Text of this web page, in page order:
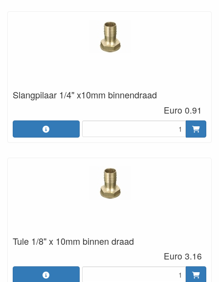
Slangpilaar 1/4" x10mm binnendraad
Euro 0.91
Tule 1/8" x 10mm binnen draad
Euro 3.16